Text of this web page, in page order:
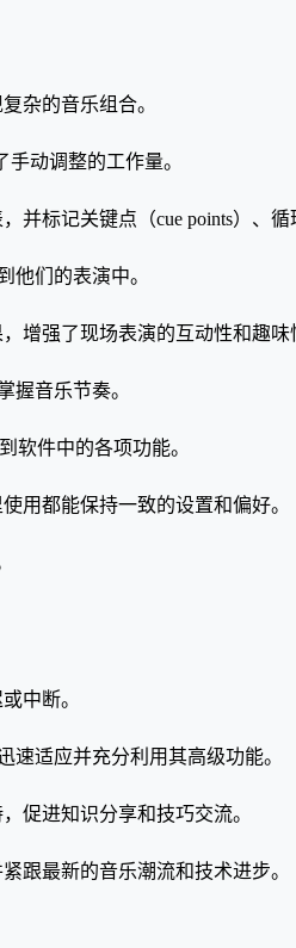
杂的音乐组合。
动调整的工作量。
标记关键点（cue points）、循
他们的表演中。
增强了现场表演的互动性和趣味
握音乐节奏。
软件中的各项功能。
用都能保持一致的设置和偏好。
中断。
适应并充分利用其高级功能。
促进知识分享和技巧交流。
跟最新的音乐潮流和技术进步。